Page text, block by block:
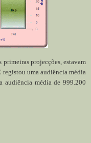
primeiras projecções, estavam
registou uma audiência média
audiência média de 999.200